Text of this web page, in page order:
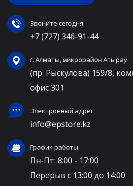
Звоните сегодня:
+7 (727) 346-91-44
г. Алматы, микрорайон Атырау
(пр. Рыскулова) 159/8,
офис 301
Электронный адрес
info@epstore.kz
График работы:
Пн-Пт: 8:00 - 17:00
Перерыв с 13:00 до 14:00